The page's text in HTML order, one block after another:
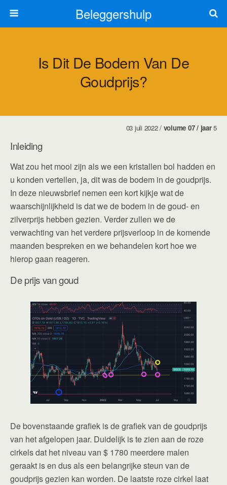
Beleggershulp
Is Dit De Bodem Van De
Goudprijs?
03 juli 2022 / volume 07 / jaar5
Inleiding
Wat zou het mooi zijn als we een kristallen bol hadden en
u konden vertellen, ja, dit was de bodem in de goudprijs.
In deze nieuwsbrief nemen een kort kijkje wat de
waarschijnlijkheid is dat we de bodem in de goud- en
zilverprijs hebben gezien. Verder zullen we de
verwachting van het verdere prijsverloop in de komende
maanden bespreken en we behandelen kort hoe we
hierop gaan reageren.
De prijs van goud
De bovenstaande grafiek is de grafiek van de goudprijs
van het afgelopen jaar. Duidelijk is te zien aan de roze
cirkels dat het niveau van $ 1780 meerdere malen
geraakt is en dus als een belangrijke steun van de
goudprijs gezien kan worden. De laatste roze cirkel laat